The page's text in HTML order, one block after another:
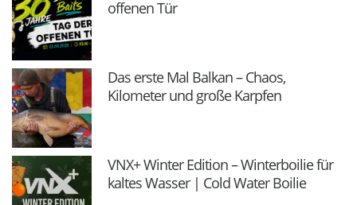
offenen Tür
Das erste Mal Balkan – Chaos,
Kilometer und große Karpfen
VNX+ Winter Edition – Winterboilie für
kaltes Wasser | Cold Water Boilie